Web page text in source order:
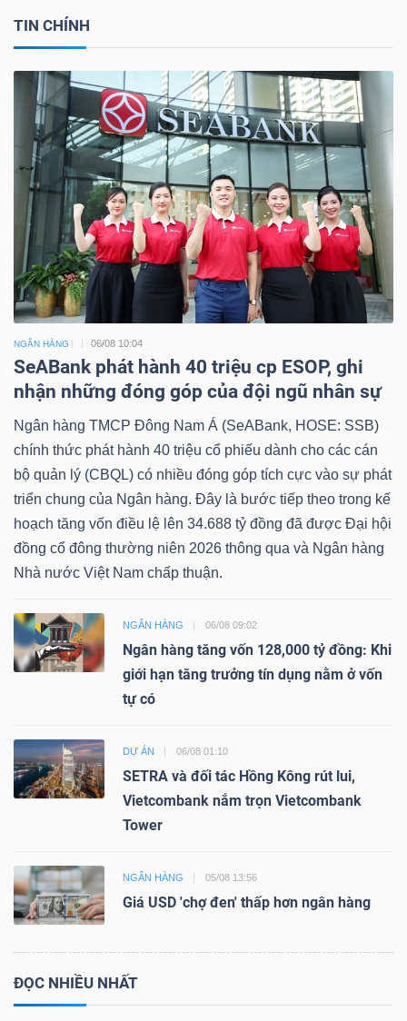
TIN CHÍNH
NGÂN HÀNG 06/08 10:04
SeABank phát hành 40 triệu cp ESOP, ghi
nhận những đóng góp của đội ngũ nhân sự
Ngân hàng TMCP Đông Nam Á (SeABank, HOSE: SSB)
chính thức phát hành 40 triệu cổ phiếu dành cho các cán
bộ quản lý (CBQL) có nhiều đóng góp tích cực vào sự phát
triển chung của Ngân hàng. Đây là bước tiếp theo trong kế
hoạch tăng vốn điều lệ lên 34.688 tỷ đồng đã được Đại hội
đồng cổ đông thường niên 2026 thông qua và Ngân hàng
Nhà nước Việt Nam chấp thuận.
NGÂN HÀNG 06/08 09:02
Ngân hàng tăng vốn 128,000 tỷ đồng: Khi
giới hạn tăng trưởng tín dụng nằm ở vốn
tự có
DỰ ÁN 06/08 01:10
SETRA và đối tác Hồng Kông rút lui,
Vietcombank nắm trọn Vietcombank
Tower
NGÂN HÀNG 05/08 13:56
Giá USD 'chợ đen' thấp hơn ngân hàng
ĐỌC NHIỀU NHẤT